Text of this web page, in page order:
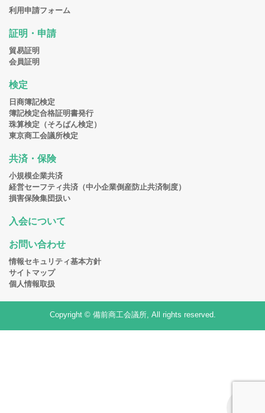
利用申請フォーム
証明・申請
貿易証明
会員証明
検定
日商簿記検定
簿記検定合格証明書発行
珠算検定（そろばん検定）
東京商工会議所検定
共済・保険
小規模企業共済
経営セーフティ共済（中小企業倒産防止共済制度）
損害保険集団扱い
入会について
お問い合わせ
情報セキュリティ基本方針
サイトマップ
個人情報取扱
Copyright © 備前商工会議所, All rights reserved.